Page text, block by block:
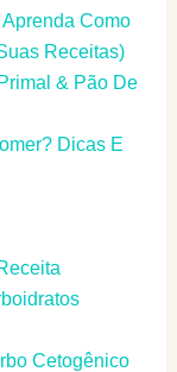
Como
Receitas)
& Pão De
Dicas E
Cetogênico